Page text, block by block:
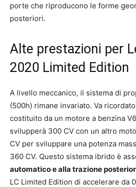
porte che riproducono le forme
posteriori.
Alte prestazioni per
2020 Limited Edition
A livello meccanico, il sistema di
(500h) rimane invariato. Va
costituito da un motore a benzina
svilupperà 300 CV con un altro
CV per sviluppare una potenza
360 CV. Questo sistema ibrido è
automatico e alla trazione
LC Limited Edition di accelerare da